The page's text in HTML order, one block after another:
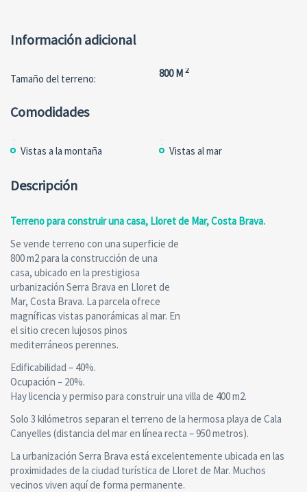
Información adicional
Tamaño del terreno: 800 M 2
Comodidades
Vistas a la montaña Vistas al mar
Descripción
Terreno para construir una casa, Lloret de Mar, Costa Brava.
Se vende terreno con una superficie de
800 m2 para la construcción de una
casa, ubicado en la prestigiosa
urbanización Serra Brava en Lloret de
Mar, Costa Brava. La parcela ofrece
magníficas vistas panorámicas al mar. En
el sitio crecen lujosos pinos
mediterráneos perennes.
Edificabilidad – 40%.
Ocupación – 20%.
Hay licencia y permiso para construir una villa de 400 m2.
Solo 3 kilómetros separan el terreno de la hermosa playa de Cala
Canyelles (distancia del mar en línea recta – 950 metros).
La urbanización Serra Brava está excelentemente ubicada en las
proximidades de la ciudad turística de Lloret de Mar. Muchos
vecinos viven aquí de forma permanente.